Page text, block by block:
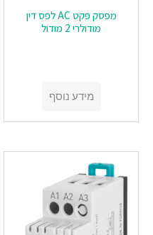
מפסק פקט AC לפס דין
מודולרי 2 מודול
מידע נוסף